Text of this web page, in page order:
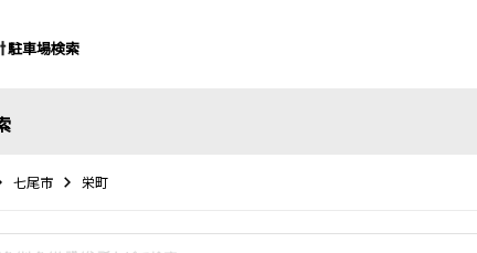
駐車場検索
七尾市 栄町